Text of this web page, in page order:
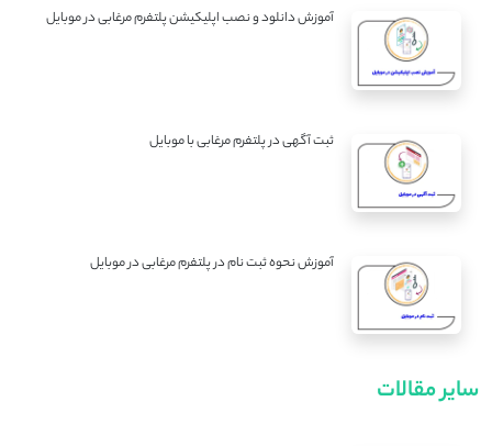
آموزش دانلود و نصب اپلیکیشن پلتفرم مرغابی در موبایل
ثبت آگهی در پلتفرم مرغابی با موبایل
آموزش نحوه ثبت نام در پلتفرم مرغابی در موبایل
سایر مقالات